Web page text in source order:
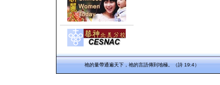
祂的量帶通遍天下，祂的言語傳到地極。（詩 19:4）